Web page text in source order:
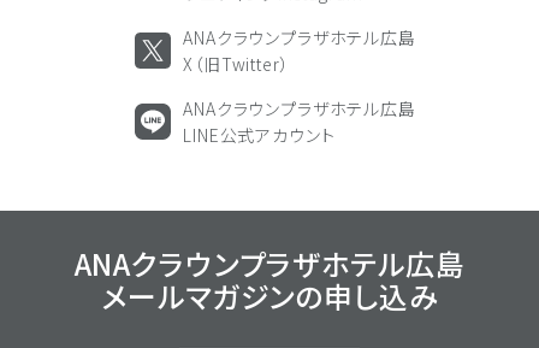
ANAクラウンプラザホテル広島
X（旧Twitter）
ANAクラウンプラザホテル広島
LINE公式アカウント
ANAクラウンプラザホテル広島
メールマガジンの申し込み